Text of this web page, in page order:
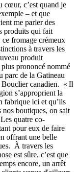
cœur, c’est quand je
– et que
me parler des
produits qui fait
ce fromage crémeux
à travers les
produit
prononcé nommé
parc de la Gatineau
Bouclier canadien. « Il
s’approprient la
fabrique ici et qu’ils
nos boutiques, on sait
quatre co-
pour eux de faire
offrant une belle
À travers les
est sûre, c’est que
encore, un arrêt